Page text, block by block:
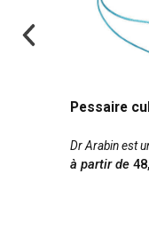
Pessaire
Dr Arabin est
à partir de